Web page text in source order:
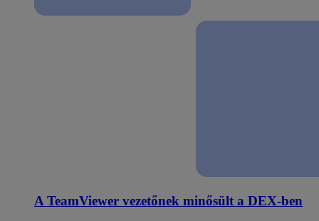
A TeamViewer vezetőnek minősült a DEX-ben